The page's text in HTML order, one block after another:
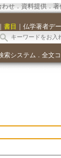
わせ． 資料提供． 著
｜ 書目 ｜ 仏学著者デ
索システム ． 全文